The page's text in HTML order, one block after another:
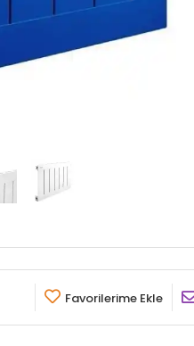
Favorilerime Ekle